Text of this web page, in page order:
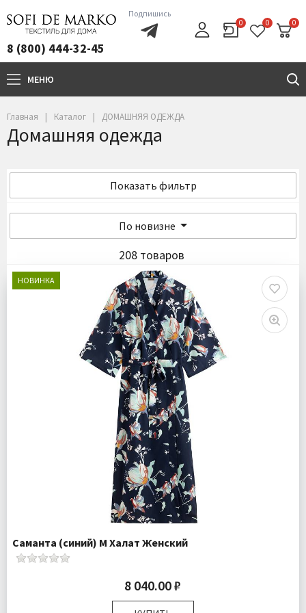
8 (800) 444-32-45
Подпишись
0 0 0
МЕНЮ
Главная Каталог ДОМАШНЯЯ ОДЕЖДА
Домашняя одежда
Показать фильтр
По новизне
208 товаров
НОВИНКА
Саманта (синий) M Халат Женский
8 040.00 ₽